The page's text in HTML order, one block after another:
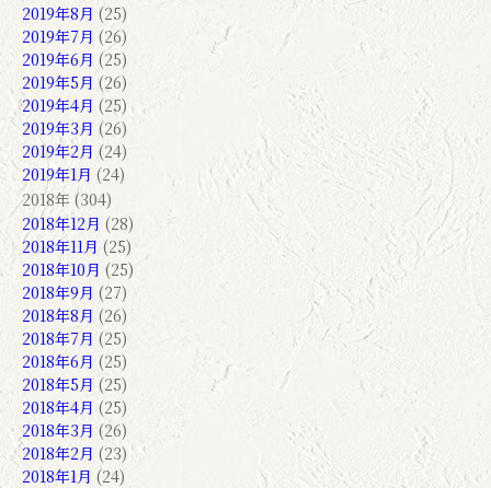
2019年8月 (25)
2019年7月 (26)
2019年6月 (25)
2019年5月 (26)
2019年4月 (25)
2019年3月 (26)
2019年2月 (24)
2019年1月 (24)
2018年 (304)
2018年12月 (28)
2018年11月 (25)
2018年10月 (25)
2018年9月 (27)
2018年8月 (26)
2018年7月 (25)
2018年6月 (25)
2018年5月 (25)
2018年4月 (25)
2018年3月 (26)
2018年2月 (23)
2018年1月 (24)